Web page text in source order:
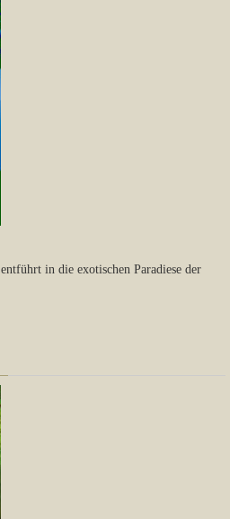
entführt in die exotischen Paradiese der